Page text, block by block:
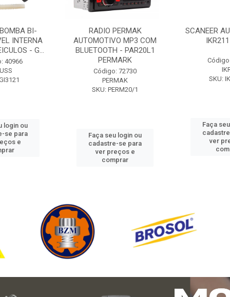
BI-
INTERNA
- G...
40966
login ou
se para
e
RADIO PERMAK
AUTOMOTIVO MP3 COM
BLUETOOTH - PAR20L1
PERMARK
Código: 72730
PERMAK
SKU: PERM20/1
Faça seu login ou
cadastre-se para
ver preços e
comprar
SCANEER
SKU:
Faça
ver